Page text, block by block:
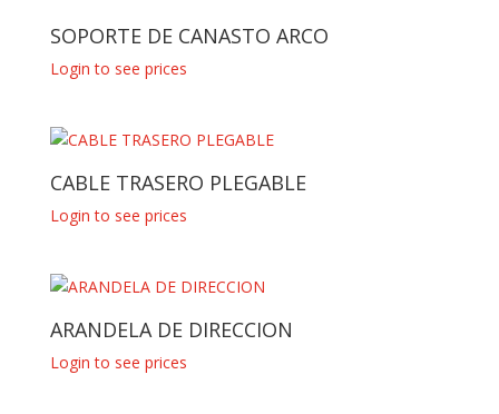
SOPORTE DE CANASTO ARCO
Login to see prices
CABLE TRASERO PLEGABLE
Login to see prices
ARANDELA DE DIRECCION
Login to see prices